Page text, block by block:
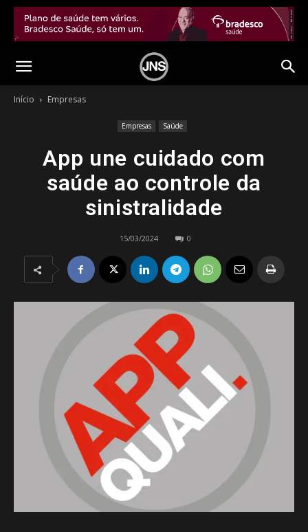
Início Empresas
Empresas Saúde
App une cuidado com
saúde ao controle da
sinistralidade
15/03/2024 0